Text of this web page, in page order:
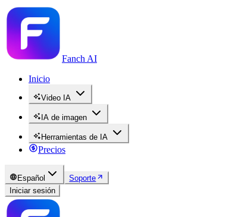
Fanch AI
Inicio
Video IA
IA de imagen
Herramientas de IA
Precios
Español
Soporte
Iniciar sesión